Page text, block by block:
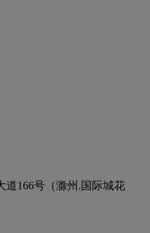
道166号（滁州.国际城花